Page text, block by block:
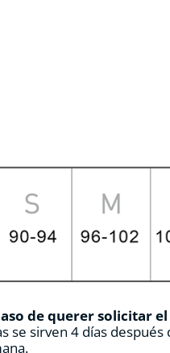
de querer solicitar
se sirven 4 días